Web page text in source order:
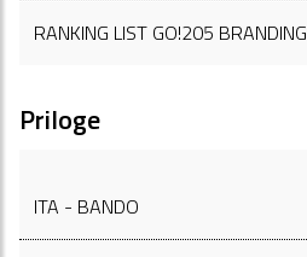
RANKING LIST GO!205 BRANDING
Priloge
ITA - BANDO